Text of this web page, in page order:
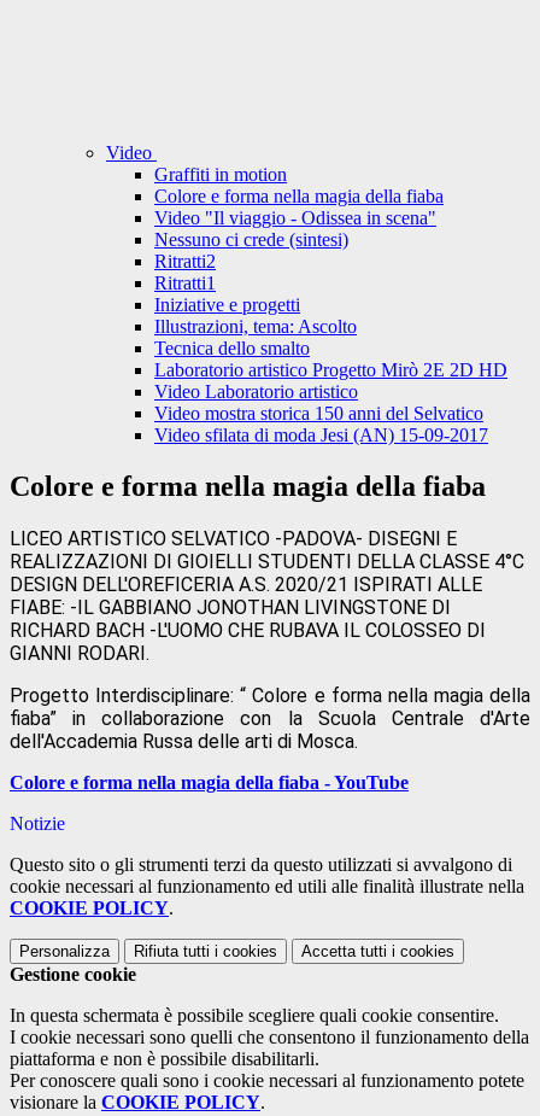
Video
Graffiti in motion
Colore e forma nella magia della fiaba
Video "Il viaggio - Odissea in scena"
Nessuno ci crede (sintesi)
Ritratti2
Ritratti1
Iniziative e progetti
Illustrazioni, tema: Ascolto
Tecnica dello smalto
Laboratorio artistico Progetto Mirò 2E 2D HD
Video Laboratorio artistico
Video mostra storica 150 anni del Selvatico
Video sfilata di moda Jesi (AN) 15-09-2017
Colore e forma nella magia della fiaba
LICEO ARTISTICO SELVATICO -PADOVA- DISEGNI E
REALIZZAZIONI DI GIOIELLI STUDENTI DELLA CLASSE 4°C
DESIGN DELL'OREFICERIA A.S. 2020/21 ISPIRATI ALLE
FIABE: -IL GABBIANO JONOTHAN LIVINGSTONE DI
RICHARD BACH -L'UOMO CHE RUBAVA IL COLOSSEO DI
GIANNI RODARI.
Progetto Interdisciplinare: “ Colore e forma nella magia della
fiaba” in collaborazione con la Scuola Centrale d'Arte
dell'Accademia Russa delle arti di Mosca.
Colore e forma nella magia della fiaba - YouTube
Notizie
Questo sito o gli strumenti terzi da questo utilizzati si avvalgono di
cookie necessari al funzionamento ed utili alle finalità illustrate nella
COOKIE POLICY.
Personalizza Rifiuta tutti i cookies Accetta tutti i cookies
Gestione cookie
In questa schermata è possibile scegliere quali cookie consentire.
I cookie necessari sono quelli che consentono il funzionamento della
piattaforma e non è possibile disabilitarli.
Per conoscere quali sono i cookie necessari al funzionamento potete
visionare la COOKIE POLICY.